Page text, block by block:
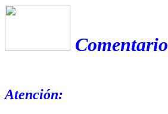
Atención: